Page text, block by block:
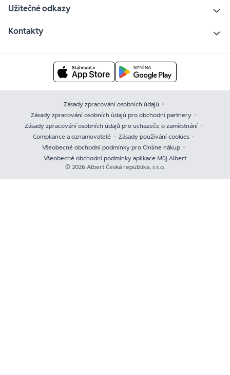
Užitečné odkazy
Kontakty
Zásady zpracování osobních údajů
Zásady zpracování osobních údajů pro obchodní partnery
Zásady zpracování osobních údajů pro uchazeče o zaměstnání
Compliance a oznamovatelé
Zásady používání cookies
Všeobecné obchodní podmínky pro Online nákup
Všeobecné obchodní podmínky aplikace Můj Albert
© 2026 Albert Česká republika, s.r.o.